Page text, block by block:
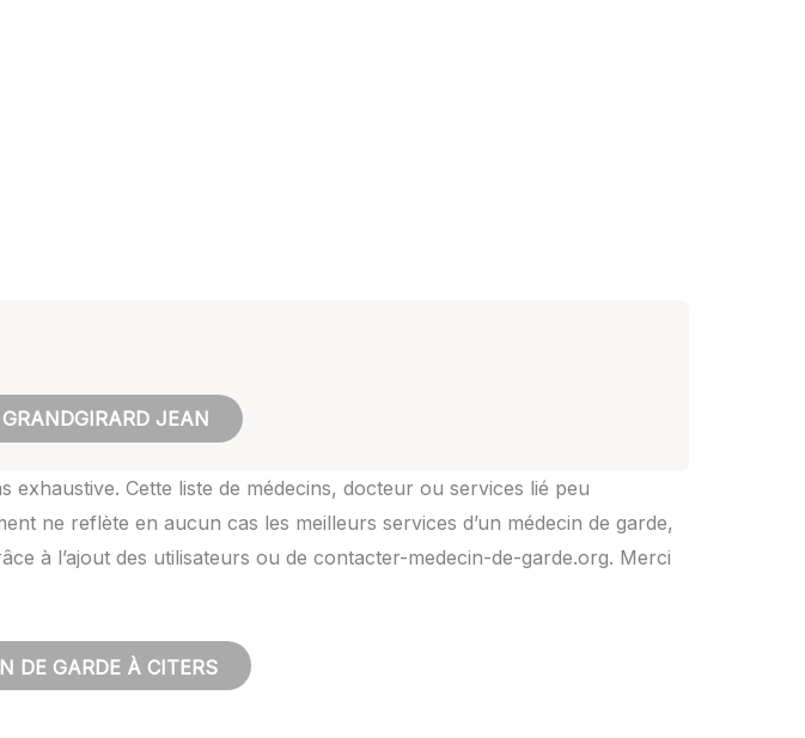
JEAN
exhaustive. Cette liste de médecins, docteur ou services lié peu
ne reflète en aucun cas les meilleurs services d’un médecin de garde,
à l’ajout des utilisateurs ou de contacter-medecin-de-garde.org. Merci
DE GARDE À CITERS